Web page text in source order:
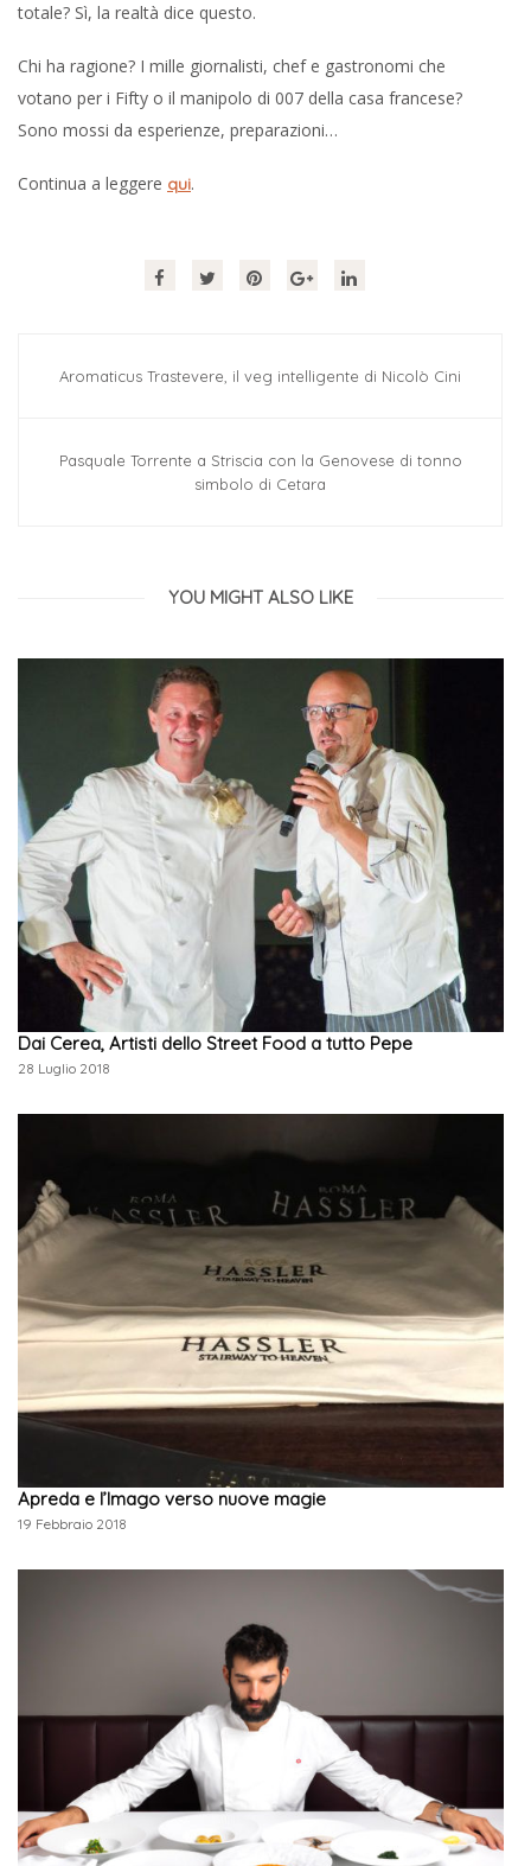
totale? Sì, la realtà dice questo.
Chi ha ragione? I mille giornalisti, chef e gastronomi che
votano per i Fifty o il manipolo di 007 della casa francese?
Sono mossi da esperienze, preparazioni…
Continua a leggere qui.
Aromaticus Trastevere, il veg intelligente di Nicolò Cini
Pasquale Torrente a Striscia con la Genovese di tonno
simbolo di Cetara
YOU MIGHT ALSO LIKE
Dai Cerea, Artisti dello Street Food a tutto Pepe
28 Luglio 2018
Apreda e l’Imago verso nuove magie
19 Febbraio 2018